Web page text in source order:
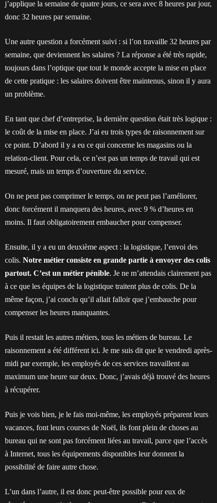
j’applique la semaine de quatre jours, ce sera avec 8 heures par jour,
donc 32 heures par semaine.
Une autre question a forcément suivi : si l’on travaille 32 heures par
semaine, que deviennent les salaires ? La réponse a été très rapide,
toujours dans l’optique que tout le monde accepte la mise en place
de cette pratique : les salaires doivent être maintenus, sinon il y aura
un problème.
En tant que chef d’entreprise, la dernière question était très logique :
le coût de la mise en place. J’ai eu trois types de raisonnement sur
ce point. D’abord il y a eu ce qui concerne les magasins ou la
relation-client. Pour cela, ce n’est pas un temps de travail qui est
mesuré, mais un temps d’ouverture du service.
On ne peut pas comprimer le temps, on ne peut pas l’améliorer,
donc forcément il manquera des heures, avec 9 % d’heures en
moins. Il faut obligatoirement embaucher pour compenser.
Ensuite, il y a eu un deuxième aspect : la logistique, l’envoi des
colis. Notre métier consiste en grande partie à envoyer des colis
partout. C’est un métier pénible. Je ne m’attendais clairement pas
à ce que les équipes de la logistique traitent plus de colis. De la
même façon, j’ai conclu qu’il allait falloir que j’embauche pour
compenser les heures manquantes.
Puis il restait les autres métiers, tous les métiers de bureau. Le
raisonnement a été différent ici. Je me suis dit que le vendredi après-
midi par exemple, les employés de ces services travaillent au
maximum une heure sur deux. Donc, j’avais déjà trouvé des heures
à récupérer.
Puis je vois bien, je le fais moi-même, les employés préparent leurs
vacances, font leurs courses de Noël, ils font plein de choses au
bureau qui ne sont pas forcément liées au travail, parce que l’accès
à Internet, tous les équipements disponibles leur donnent la
possibilité de faire autre chose.
L’un dans l’autre, il est donc peut-être possible pour eux de